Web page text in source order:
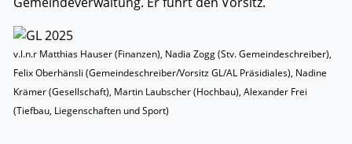
v.l.n.r Matthias Hauser (Finanzen), Nadia Zogg (Stv. Gemeindeschreiber),
Felix Oberhänsli (Gemeindeschreiber/Vorsitz GL/AL Präsidiales), Nadine
Krämer (Gesellschaft), Martin Laubscher (Hochbau), Alexander Frei
(Tiefbau, Liegenschaften und Sport)